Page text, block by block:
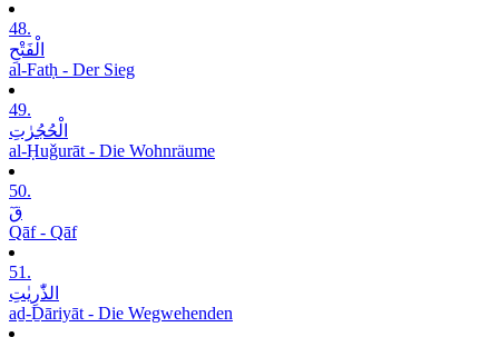
48.
الْفَتْحِ
al-Fatḥ - Der Sieg
49.
الْحُجُرٰتِ
al-Ḥuǧurāt - Die Wohnräume
50.
قٓ
Qāf - Qāf
51.
الذّٰرِیٰتِ
aḏ-Ḏāriyāt - Die Wegwehenden